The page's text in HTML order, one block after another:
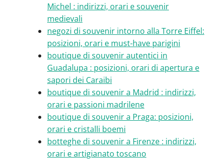
Michel : indirizzi, orari e souvenir
medievali
negozi di souvenir intorno alla Torre Eiffel:
posizioni, orari e must-have parigini
boutique di souvenir autentici in
Guadalupa : posizioni, orari di apertura e
sapori dei Caraibi
boutique di souvenir a Madrid : indirizzi,
orari e passioni madrilene
boutique di souvenir a Praga: posizioni,
orari e cristalli boemi
botteghe di souvenir a Firenze : indirizzi,
orari e artigianato toscano